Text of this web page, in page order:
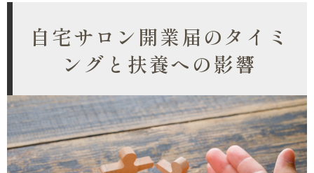
自宅サロン開業届のタイミ
ングと扶養への影響